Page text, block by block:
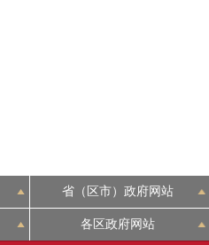
省（区市）政府网站
各区政府网站